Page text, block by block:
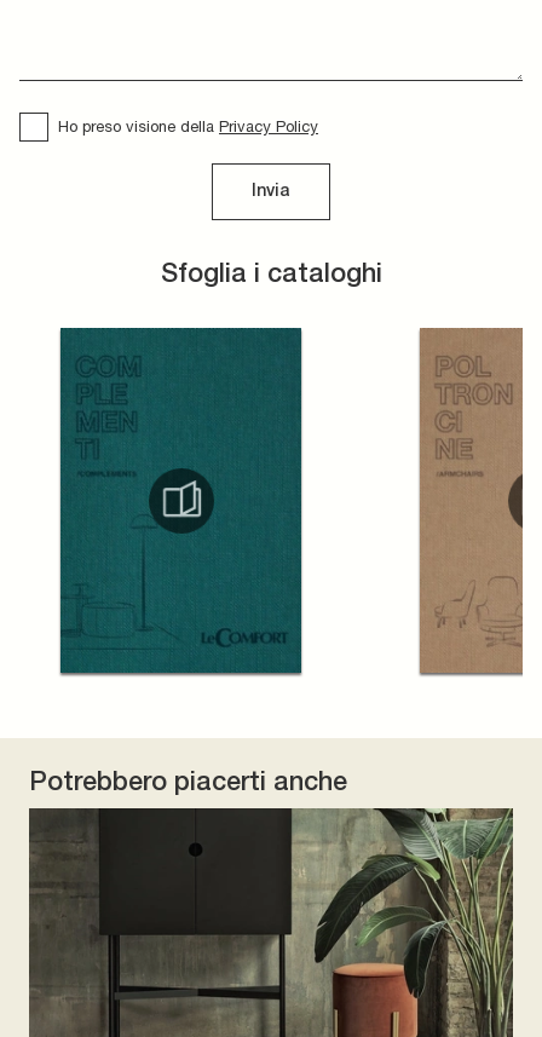
Sfoglia i cataloghi
Ho preso visione della Privacy Policy
Invia
Potrebbero piacerti anche